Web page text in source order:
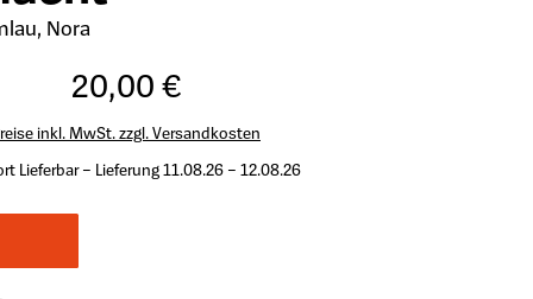
Nora
20,00 €
inkl. MwSt. zzgl. Versandkosten
Lieferbar – Lieferung 11.08.26 – 12.08.26